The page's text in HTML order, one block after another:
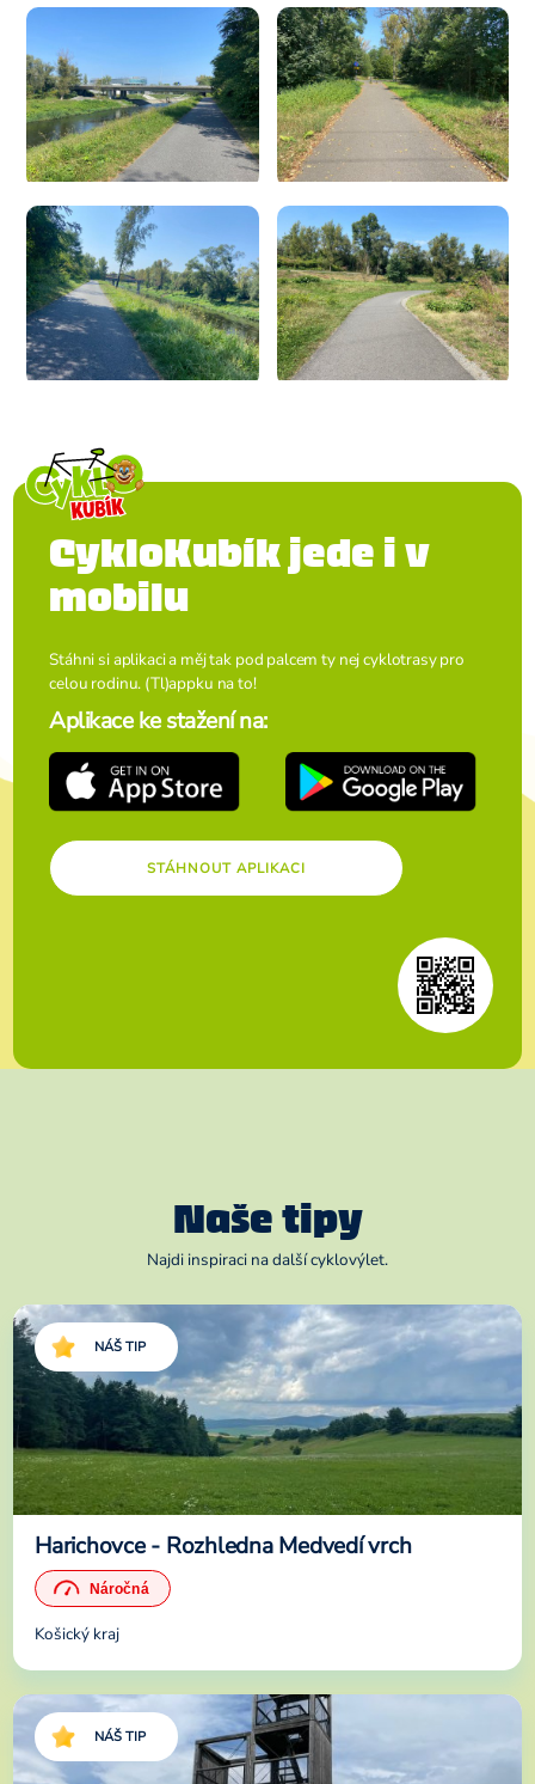
CykloKubík jede i v
mobilu
Stáhni si aplikaci a měj tak pod palcem ty nej cyklotrasy pro
celou rodinu. (Tl)appku na to!
Aplikace ke stažení na:
STÁHNOUT APLIKACI
Naše tipy
Najdi inspiraci na další cyklovýlet.
NÁŠ TIP
Harichovce - Rozhledna Medvedí vrch
Košický kraj
NÁŠ TIP